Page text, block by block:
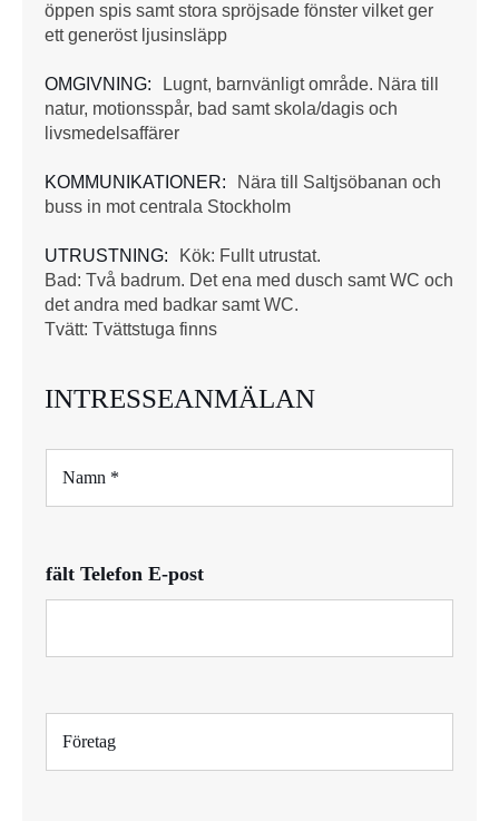
öppen spis samt stora spröjsade fönster vilket ger
ett generöst ljusinsläpp
OMGIVNING:
Lugnt, barnvänligt område. Nära till
natur, motionsspår, bad samt skola/dagis och
livsmedelsaffärer
KOMMUNIKATIONER:
Nära till Saltjsöbanan och
buss in mot centrala Stockholm
UTRUSTNING:
Kök: Fullt utrustat.
Bad: Två badrum. Det ena med dusch samt WC och
det andra med badkar samt WC.
Tvätt: Tvättstuga finns
INTRESSEANMÄLAN
m
fält Telefon E-post
r